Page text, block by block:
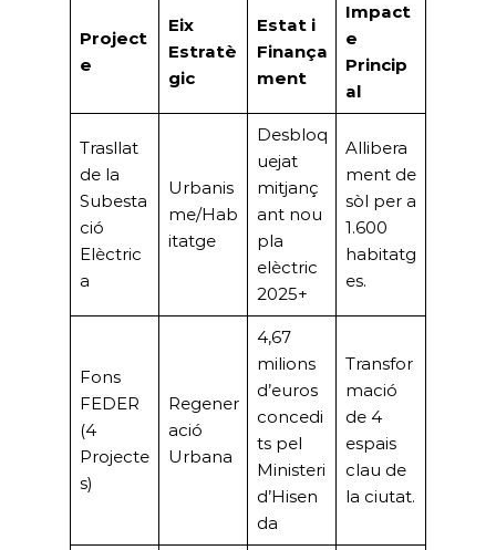
Project
e
Eix
Estratè
gic
Estat i
Finança
ment
Impact
e
Princip
al
Trasllat
de la
Subesta
ció
Elèctric
a
Urbanis
me/Hab
itatge
Desbloq
uejat
mitjanç
ant nou
pla
elèctric
2025+
Allibera
ment de
sòl per a
1.600
habitatg
es.
Fons
FEDER
(4
Projecte
s)
Regener
ació
Urbana
4,67
milions
d’euros
concedi
ts pel
Ministeri
d’Hisen
da
Transfor
mació
de 4
espais
clau de
la ciutat.